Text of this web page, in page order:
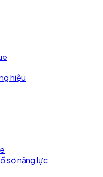
hiệu
sơ năng lực